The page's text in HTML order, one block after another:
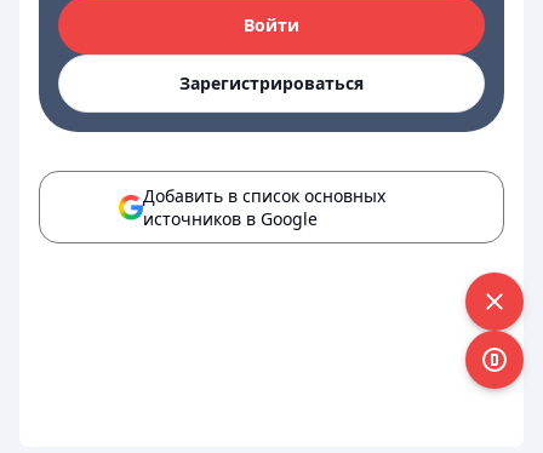
Войти
Зарегистрироваться
Добавить в список основных
источников в Google